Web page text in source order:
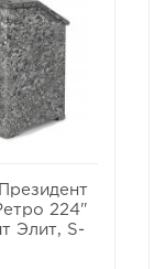
224"
Элит, S-